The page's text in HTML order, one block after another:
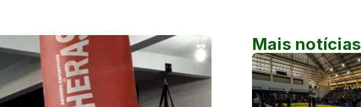
Mais notícias